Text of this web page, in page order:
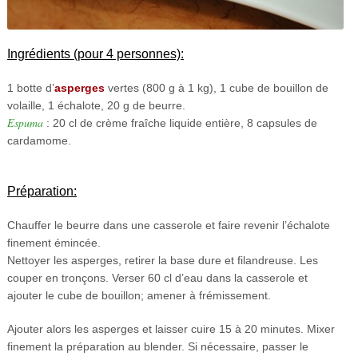
Ingrédients (pour 4 personnes):
1 botte d’aspergesvertes (800 g à 1 kg), 1 cube de bouillon de
volaille, 1 échalote, 20 g de beurre.
Espuma: 20 cl de crème fraîche liquide entière, 8 capsules de
cardamome.
Préparation:
Chauffer le beurre dans une casserole et faire revenir l’échalote
finement émincée.
Nettoyer les asperges, retirer la base dure et filandreuse. Les
couper en tronçons. Verser 60 cl d’eau dans la casserole et
ajouter le cube de bouillon; amener à frémissement.
Ajouter alors les asperges et laisser cuire 15 à 20 minutes. Mixer
finement la préparation au blender. Si nécessaire, passer le